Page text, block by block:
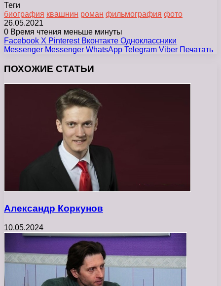
Теги
биография квашнин роман фильмография фото
26.05.2021
0 Время чтения меньше минуты
Facebook X Pinterest Вконтакте Одноклассники
Messenger Messenger WhatsApp Telegram Viber Печатать
ПОХОЖИЕ СТАТЬИ
Александр Коркунов
10.05.2024